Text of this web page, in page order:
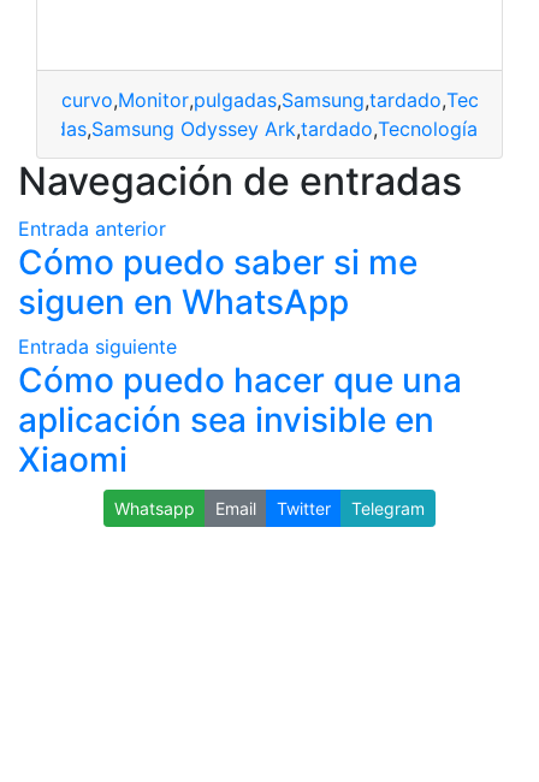
curvo,Monitor,pulgadas,Samsung,tardado,
pulgadas,Samsung Odyssey Ark,tardado,Tecnología
Navegación de entradas
Entrada anterior
Cómo puedo saber si me
siguen en WhatsApp
Entrada siguiente
Cómo puedo hacer que una
aplicación sea invisible en
Xiaomi
Whatsapp Email Twitter Telegram